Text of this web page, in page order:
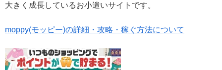
大きく成長しているお小遣いサイトです。
moppy(モッピー)の詳細・攻略・稼ぐ方法について